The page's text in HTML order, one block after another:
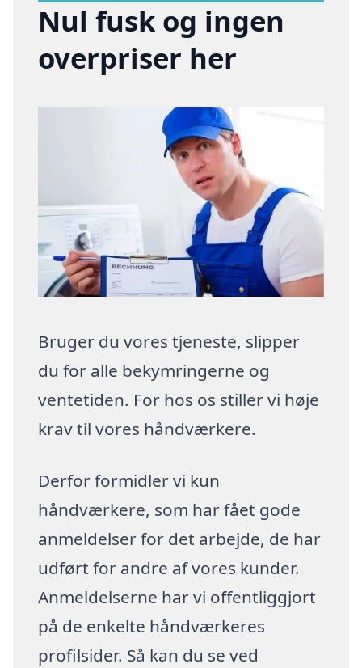
Nul fusk og ingen
overpriser her
Bruger du vores tjeneste, slipper
du for alle bekymringerne og
ventetiden. For hos os stiller vi høje
krav til vores håndværkere.
Derfor formidler vi kun
håndværkere, som har fået gode
anmeldelser for det arbejde, de har
udført for andre af vores kunder.
Anmeldelserne har vi offentliggjort
på de enkelte håndværkeres
profilsider. Så kan du se ved